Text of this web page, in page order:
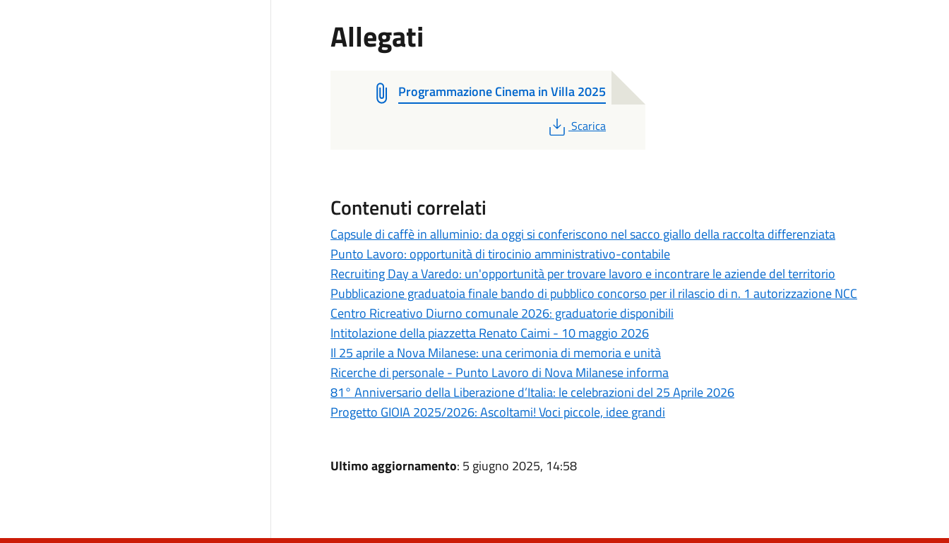
Allegati
Programmazione Cinema in Villa 2025
PDF
Scarica
Contenuti correlati
Capsule di caffè in alluminio: da oggi si conferiscono nel sacco giallo della raccolta differenziata
Punto Lavoro: opportunità di tirocinio amministrativo-contabile
Recruiting Day a Varedo: un'opportunità per trovare lavoro e incontrare le aziende del territorio
Pubblicazione graduatoia finale bando di pubblico concorso per il rilascio di n. 1 autorizzazione NCC
Centro Ricreativo Diurno comunale 2026: graduatorie disponibili
Intitolazione della piazzetta Renato Caimi - 10 maggio 2026
Il 25 aprile a Nova Milanese: una cerimonia di memoria e unità
Ricerche di personale - Punto Lavoro di Nova Milanese informa
81° Anniversario della Liberazione d’Italia: le celebrazioni del 25 Aprile 2026
Progetto GIOIA 2025/2026: Ascoltami! Voci piccole, idee grandi
Ultimo aggiornamento: 5 giugno 2025, 14:58